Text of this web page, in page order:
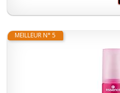
MEILLEUR N° 5